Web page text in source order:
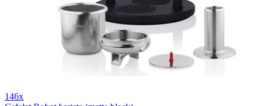
146x